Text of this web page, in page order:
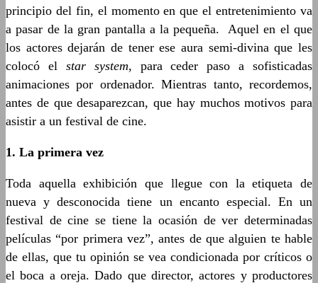
principio del fin, el momento en que el entretenimiento va
a pasar de la gran pantalla a la pequeña. Aquel en el que
los actores dejarán de tener ese aura semi-divina que les
colocó el star system, para ceder paso a sofisticadas
animaciones por ordenador. Mientras tanto, recordemos,
antes de que desaparezcan, que hay muchos motivos para
asistir a un festival de cine.
1. La primera vez
Toda aquella exhibición que llegue con la etiqueta de
nueva y desconocida tiene un encanto especial. En un
festival de cine se tiene la ocasión de ver determinadas
películas “por primera vez”, antes de que alguien te hable
de ellas, que tu opinión se vea condicionada por críticos o
el boca a oreja. Dado que director, actores y productores